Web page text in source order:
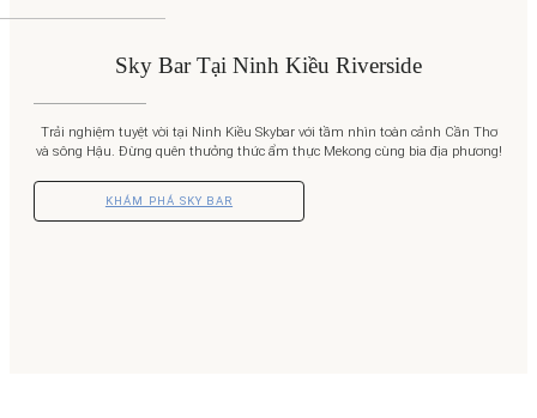
Sky Bar Tại Ninh Kiều Riverside
Trải nghiệm tuyệt vời tại Ninh Kiều Skybar với tầm nhìn toàn cảnh Cần Thơ
và sông Hậu. Đừng quên thưởng thức ẩm thực Mekong cùng bia địa phương!
KHÁM PHÁ SKY BAR